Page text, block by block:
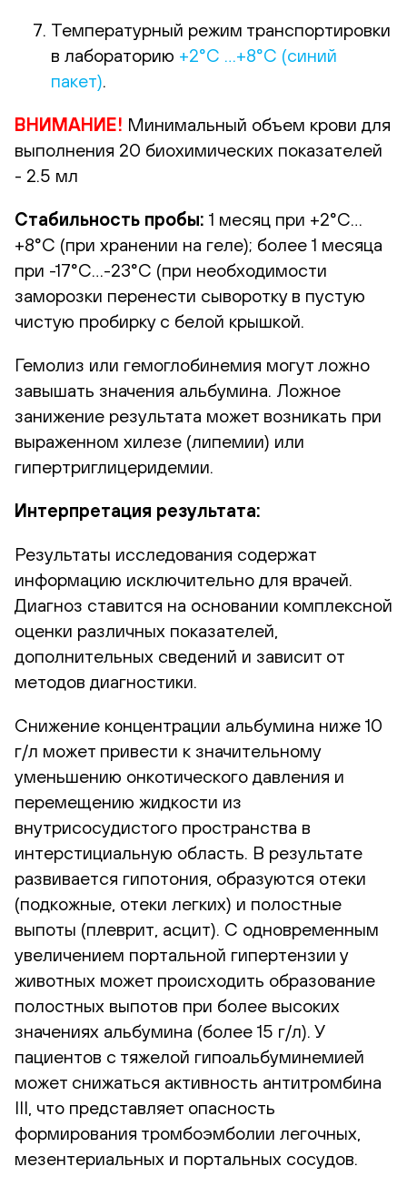
Температурный режим транспортировки
в лабораторию +2°С …+8°С (синий
пакет).
ВНИМАНИЕ! Минимальный объем крови для
выполнения 20 биохимических показателей
- 2.5 мл
Стабильность пробы: 1 месяц при +2°С…
+8°С (при хранении на геле); более 1 месяца
при -17°С…-23°С (при необходимости
заморозки перенести сыворотку в пустую
чистую пробирку с белой крышкой.
Гемолиз или гемоглобинемия могут ложно
завышать значения альбумина. Ложное
занижение результата может возникать при
выраженном хилезе (липемии) или
гипертриглицеридемии.
Интерпретация результата:
Результаты исследования содержат
информацию исключительно для врачей.
Диагноз ставится на основании комплексной
оценки различных показателей,
дополнительных сведений и зависит от
методов диагностики.
Снижение концентрации альбумина ниже 10
г/л может привести к значительному
уменьшению онкотического давления и
перемещению жидкости из
внутрисосудистого пространства в
интерстициальную область. В результате
развивается гипотония, образуются отеки
(подкожные, отеки легких) и полостные
выпоты (плеврит, асцит). С одновременным
увеличением портальной гипертензии у
животных может происходить образование
полостных выпотов при более высоких
значениях альбумина (более 15 г/л). У
пациентов с тяжелой гипоальбуминемией
может снижаться активность антитромбина
III, что представляет опасность
формирования тромбоэмболии легочных,
мезентериальных и портальных сосудов.